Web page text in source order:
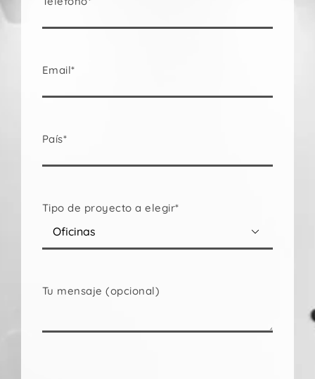
Email*
País*
Tipo de proyecto a elegir*

Tu mensaje (opcional)